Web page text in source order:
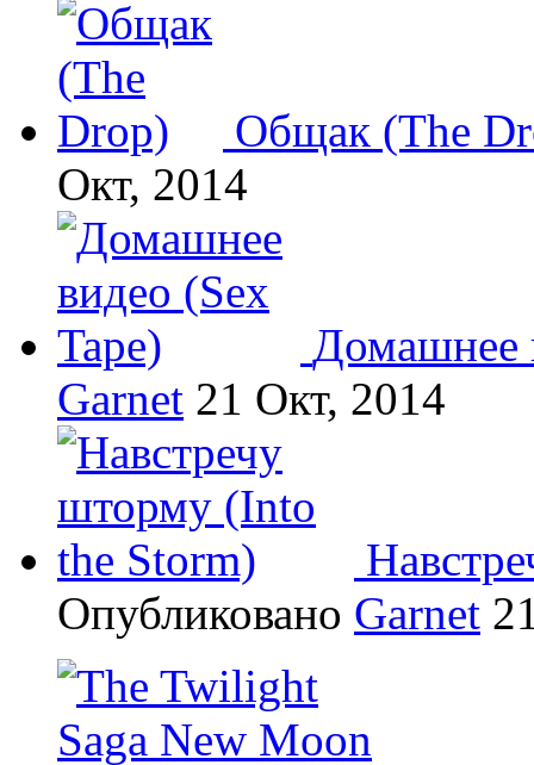
Общак (The
Окт, 2014
Домашнее
Garnet 21 Окт, 2014
Опубликовано Garnet